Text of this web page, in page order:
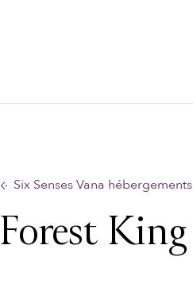
Six Senses Vana hébergements
Forest King